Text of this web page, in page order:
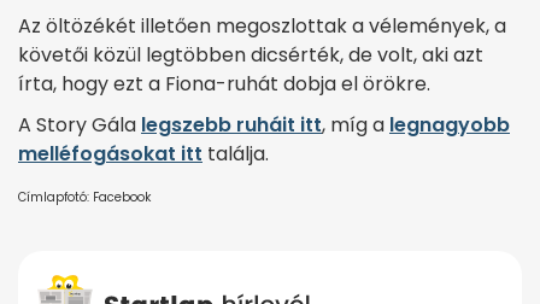
Az öltözékét illetően megoszlottak a vélemények, a
követői közül legtöbben dicsérték, de volt, aki azt
írta, hogy ezt a Fiona-ruhát dobja el örökre.
A Story Gála legszebb ruháit itt, míg a legnagyobb
melléfogásokat itt találja.
Címlapfotó: Facebook